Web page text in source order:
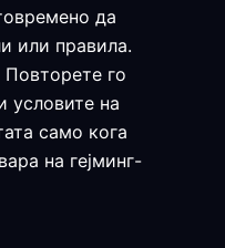
да
или правила.
Повторете го
условите на
само кога
на гејминг-